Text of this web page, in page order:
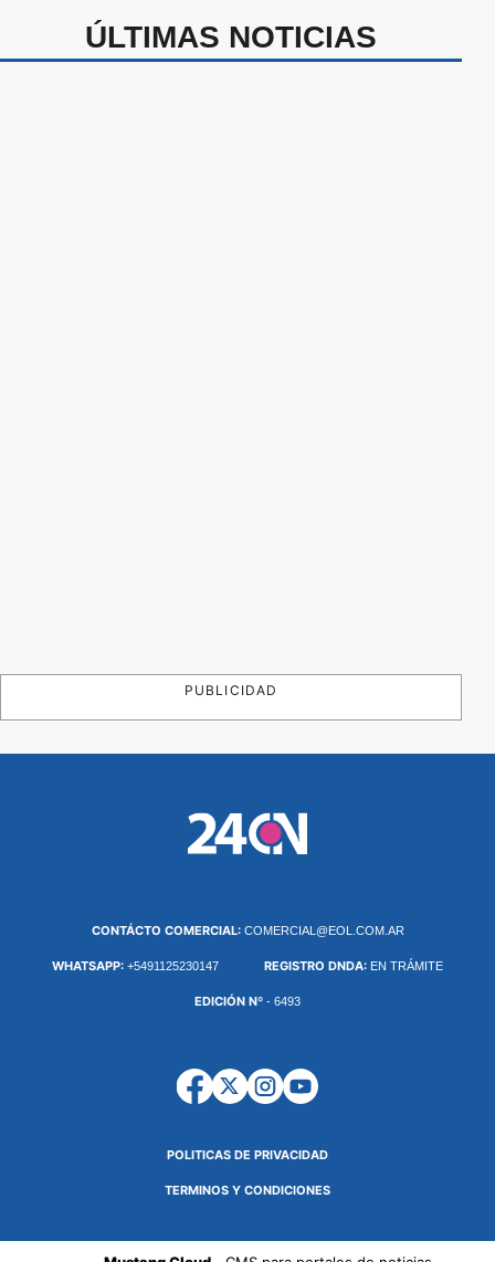
ÚLTIMAS NOTICIAS
PUBLICIDAD
CONTÁCTO COMERCIAL: COMERCIAL@EOL.COM.AR
WHATSAPP: +5491125230147 REGISTRO DNDA: EN TRÁMITE
EDICIÓN Nº - 6493
POLITICAS DE PRIVACIDAD
TERMINOS Y CONDICIONES